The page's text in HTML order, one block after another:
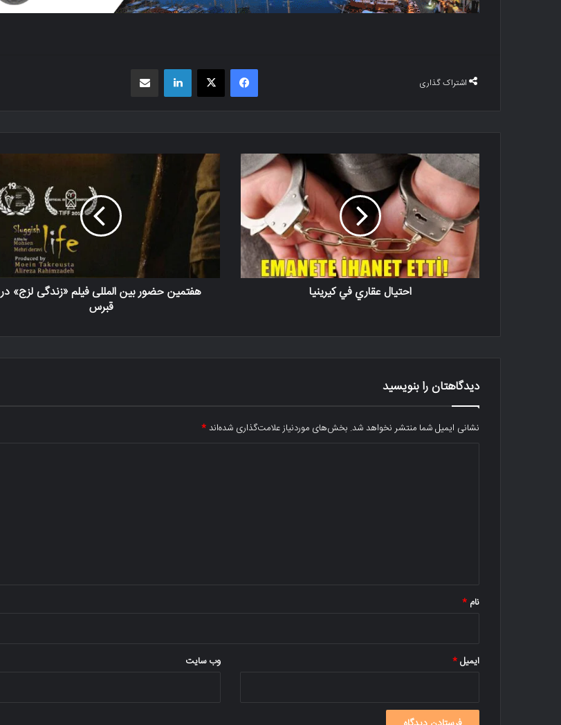
اشتراک گذاری
فیسبوک X لینکدین
احتيال عقاري في كيرينيا
هفتمین حضور بین المللی فیلم «زندگی لزج» در
قبرس
دیدگاهتان را بنویسید
نشانی ایمیل شما منتشر نخواهد شد. بخش‌های موردنیاز علامت‌گذاری شده‌اند*
نام *
ایمیل* وب‌ سایت